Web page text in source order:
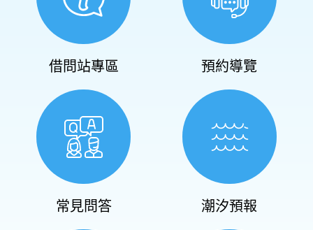
借問站專區 預約導覽
常見問答 潮汐預報